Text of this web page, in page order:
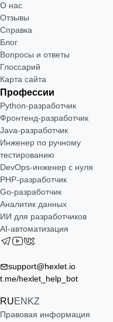
О нас
Отзывы
Справка
Блог
Вопросы и ответы
Глоссарий
Карта сайта
Профессии
Python-разработчик
Фронтенд-разработчик
Java-разработчик
Инженер по ручному
тестированию
DevOps-инженер с нуля
РНР-разработчик
Go-разработчик
Аналитик данных
ИИ для разработчиков
AI-автоматизация
support@hexlet.io
t.me/hexlet_help_bot
RUEN KZ
Правовая информация